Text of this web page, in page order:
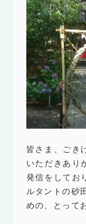
皆さま、ごき
いただきあり
発信をしてお
ルタントの砂
めの、とって